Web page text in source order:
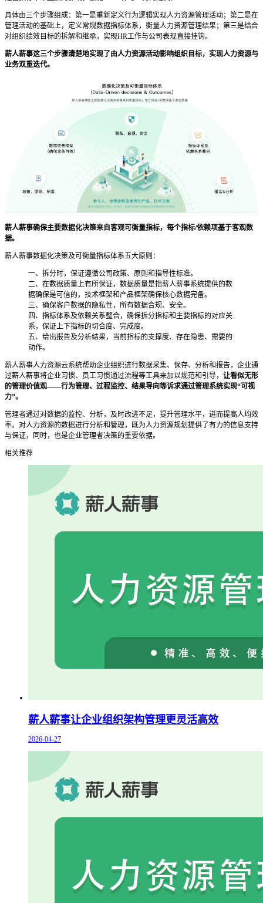
具体由三个步骤组成：第一是重新定义行为逻辑实现人力资源管理活动；第二是在
管理活动的基础上，定义常规数据指标体系，衡量人力资源管理结果；第三是结合
对组织绩效目标的拆解和继承，实现HR工作与公司表现直接挂钩。
薪人薪事这三个步骤清楚地实现了由人力资源活动影响组织目标，实现人力资源与
业务双重迭代。
薪人薪事确保主要数据化决策来自客观可衡量指标，每个指标/依赖项基于客观数
据。
薪人薪事数据化决策及可衡量指标体系五大原则：
一、拆分时，保证遵循公司政策、原则和指导性标准。
二、在数据质量上有所保证，数据质量是指薪人薪事系统提供的数
据确保是可信的，技术框架和产品框架确保核心数据完备。
三、确保客户数据的隐私性，所有数据合规、安全。
四、指标体系及依赖关系整合，确保拆分指标和主要指标的对应关
系，保证上下指标的切合度、完成度。
五、给出报告及分析结果，当前指标的支撑度、存在隐患、需要的
动作。
薪人薪事人力资源云系统帮助企业组织进行数据采集、保存、分析和报告，企业通
过薪人薪事将企业习惯、员工习惯通过流程等工具来加以规范和引导， 让看似无形
的管理价值观——行为管理、过程监控、结果导向等诉求通过管理系统实现“可视
力”。
管理者通过对数据的监控、分析，及时改进不足，提升管理水平，进而提高人均效
率。对人力资源的数据进行分析和管理，既为人力资源规划提供了有力的信息支持
与保证，同时，也是企业管理者决策的重要依据。
相关推荐
薪人薪事让企业组织架构管理更灵活高效
2026-04-27